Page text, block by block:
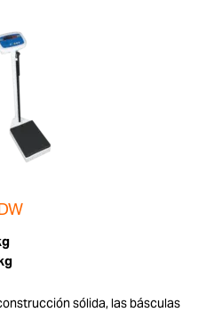
sólida, las básculas